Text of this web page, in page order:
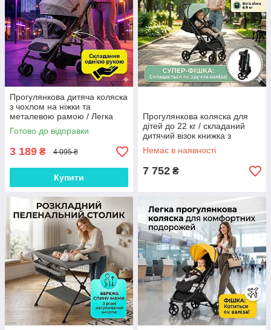
Прогулянкова дитяча коляска
з чохлом на ніжки та
металевою рамою / Легка
складана дитяча коляска для
щоденних прогулянок Сірий
Готово до відправки
3 189 ₴ 4 095 ₴
Купити
Прогулянкова коляска для
дітей до 22 кг / складаний
дитячий візок книжка з
телескопічною ручкою-
валізою, м'ятного кольору
Немає в наявності
7 752 ₴